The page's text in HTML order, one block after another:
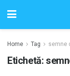
Home Tag semne
Etichetă: